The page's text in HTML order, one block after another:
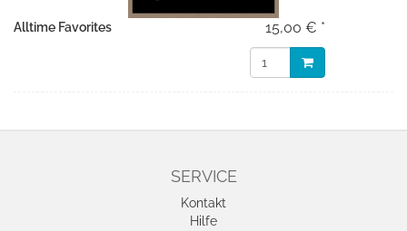
Alltime Favorites 15,00 € *
SERVICE
Kontakt
Hilfe